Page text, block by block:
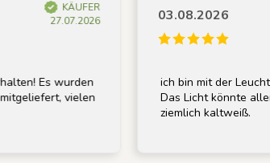
KÄUFER
27.07.2026
Es wurden
vielen
03.08.2026
ich bin mit der Leuchte
Das Licht könnte
ziemlich kaltweiß.